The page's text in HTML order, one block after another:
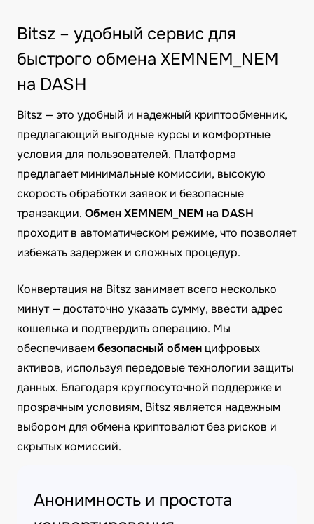
Bitsz – удобный сервис для
быстрого обмена XEMNEM_NEM
на DASH
Bitsz — это удобный и надежный криптообменник,
предлагающий выгодные курсы и комфортные
условия для пользователей. Платформа
предлагает минимальные комиссии, высокую
скорость обработки заявок и безопасные
транзакции. Обмен XEMNEM_NEM на DASH
проходит в автоматическом режиме, что позволяет
избежать задержек и сложных процедур.
Конвертация на Bitsz занимает всего несколько
минут — достаточно указать сумму, ввести адрес
кошелька и подтвердить операцию. Мы
обеспечиваембезопасный обмен цифровых
активов, используя передовые технологии защиты
данных. Благодаря круглосуточной поддержке и
прозрачным условиям, Bitsz является надежным
выбором для обмена криптовалют без рисков и
скрытых комиссий.
Анонимность и простота